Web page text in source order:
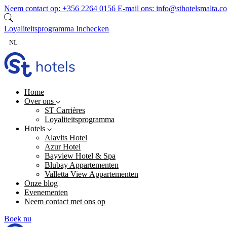
Ga naar inhoud
Neem contact op: +356 2264 0156 E-mail ons:
Loyaliteitsprogramma Inchecken
NL
Home
Over ons
ST Carrières
Loyaliteitsprogramma
Hotels
Alavits Hotel
Azur Hotel
Bayview Hotel & Spa
Blubay Appartementen
Valletta View Appartementen
Onze blog
Evenementen
Neem contact met ons op
Boek nu